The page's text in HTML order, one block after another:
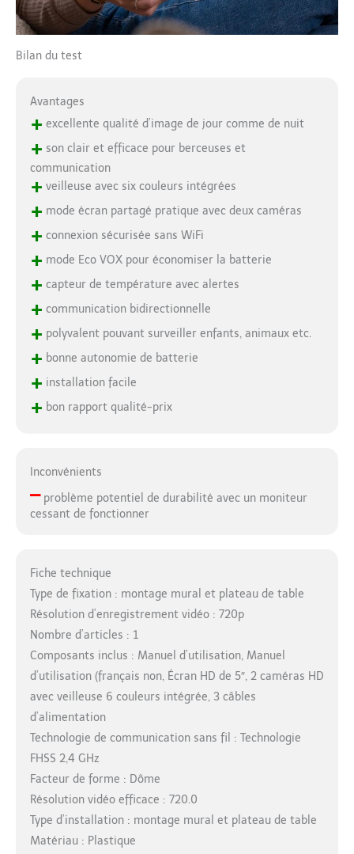
Bilan du test
Avantages
+ excellente qualité d’image de jour comme de nuit
+ son clair et efficace pour berceuses et
communication
+ veilleuse avec six couleurs intégrées
+ mode écran partagé pratique avec deux caméras
+ connexion sécurisée sans WiFi
+ mode Eco VOX pour économiser la batterie
+ capteur de température avec alertes
+ communication bidirectionnelle
+ polyvalent pouvant surveiller enfants, animaux etc.
+ bonne autonomie de batterie
+ installation facile
+ bon rapport qualité-prix
Inconvénients
–problème potentiel de durabilité avec un moniteur
cessant de fonctionner
Fiche technique
Type de fixation : montage mural et plateau de table
Résolution d’enregistrement vidéo : 720p
Nombre d’articles : 1
Composants inclus : Manuel d’utilisation, Manuel
d’utilisation (français non, Écran HD de 5″, 2 caméras HD
avec veilleuse 6 couleurs intégrée, 3 câbles
d’alimentation
Technologie de communication sans fil : Technologie
FHSS 2,4 GHz
Facteur de forme : Dôme
Résolution vidéo efficace : 720.0
Type d’installation : montage mural et plateau de table
Matériau : Plastique